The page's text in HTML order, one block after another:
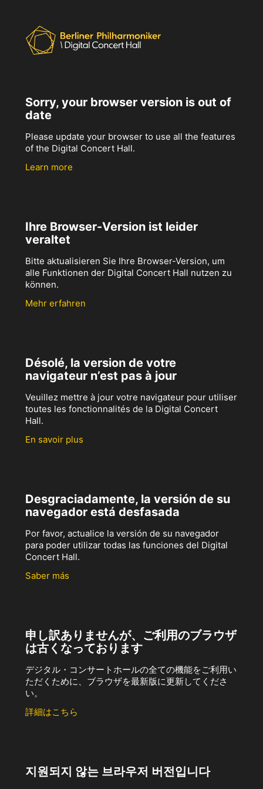
Sorry, your browser version is out of
date
Please update your browser to use all the features
of the Digital Concert Hall.
Learn more
Ihre Browser-Version ist leider
veraltet
Bitte aktualisieren Sie Ihre Browser-Version, um
alle Funktionen der Digital Concert Hall nutzen zu
können.
Mehr erfahren
Désolé, la version de votre
navigateur n’est pas à jour
Veuillez mettre à jour votre navigateur pour utiliser
toutes les fonctionnalités de la Digital Concert
Hall.
En savoir plus
Desgraciadamente, la versión de su
navegador está desfasada
Por favor, actualice la versión de su navegador
para poder utilizar todas las funciones del Digital
Concert Hall.
Saber más
申し訳ありませんが、ご利用のブラウザ
は古くなっております
デジタル・コンサートホールの全ての機能をご利用い
ただくために、ブラウザを最新版に更新してくださ
い。
詳細はこちら
지원되지 않는 브라우저 버전입니다